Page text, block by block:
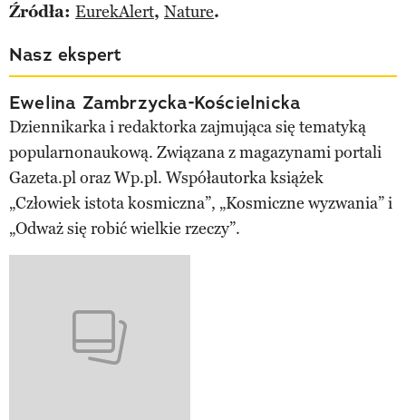
Źródła: EurekAlert, Nature.
Nasz ekspert
Ewelina Zambrzycka-Kościelnicka
Dziennikarka i redaktorka zajmująca się tematyką
popularnonaukową. Związana z magazynami portali
Gazeta.pl oraz Wp.pl. Współautorka książek
„Człowiek istota kosmiczna”, „Kosmiczne wyzwania” i
„Odważ się robić wielkie rzeczy”.